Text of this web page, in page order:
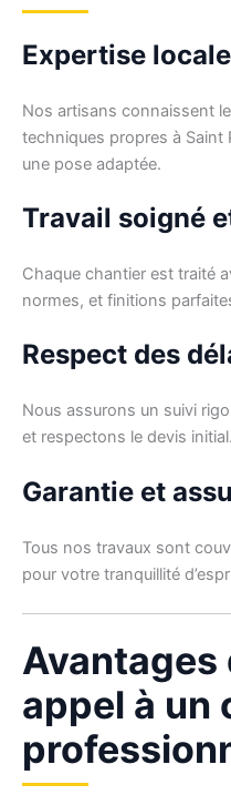
Expertise
Nos artisans connaissent
techniques propres à Saint
une pose adaptée.
Travail soigné
Chaque chantier est traité
normes, et finitions
Respect des
Nous assurons un suivi
et respectons le devis initial.
Garantie et
Tous nos travaux sont
pour votre tranquillité
Avantages
appel à un